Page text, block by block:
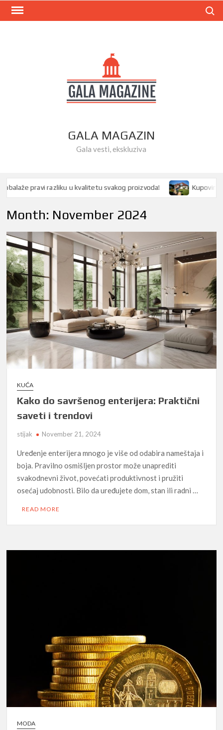
Skip
GALA MAGAZIN
Gala vesti, ekskluziva
pravi razliku u kvalitetu svakog proizvoda! Kupovina
Month: November 2024
KUĆA
Kako do savršenog enterijera: Praktični
saveti i trendovi
stijak November 21, 2024
Uređenje enterijera mnogo je više od odabira nameštaja i
boja. Pravilno osmišljen prostor može unaprediti
svakodnevni život, povećati produktivnost i pružiti
osećaj udobnosti. Bilo da uređujete dom, stan ili radni …
READ MORE
MODA